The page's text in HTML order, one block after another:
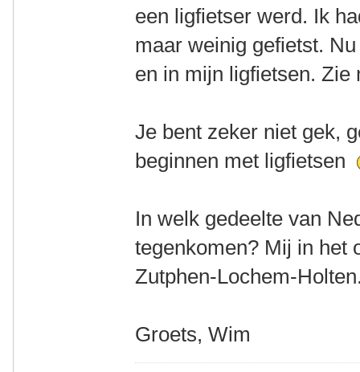
een ligfietser werd. Ik
maar weinig gefietst.
en in mijn ligfietsen. Zie
Je bent zeker niet gek,
beginnen met ligfietsen
In welk gedeelte van
tegenkomen? Mij in het
Zutphen-Lochem-
Groets, Wim